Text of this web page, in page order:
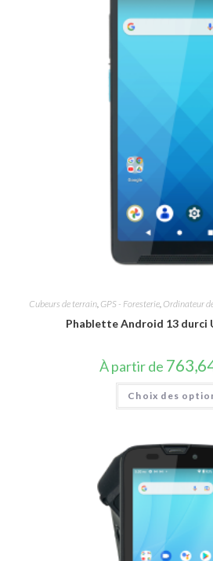
Cubeurs de terrain, GPS - Foresterie, Ordinateur
Phablette Android 13 durci
À partir de
Choix des